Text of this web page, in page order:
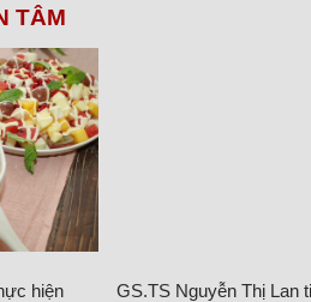
TÂM
hiện
GS.TS Nguyễn Thị Lan